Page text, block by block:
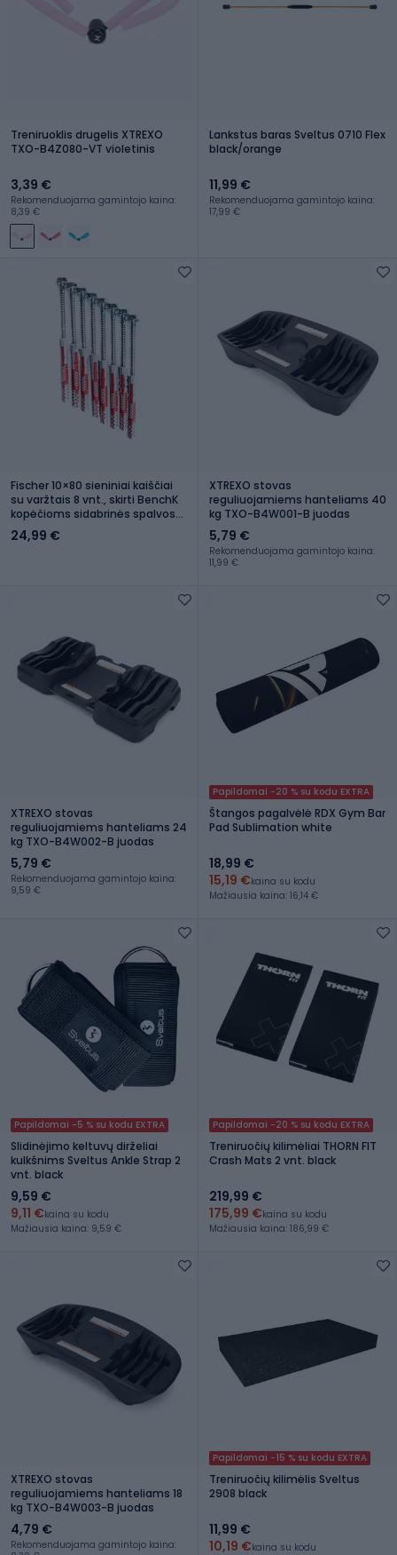
Treniruoklis drugelis XTREXO
TXO-B4Z080-VT violetinis
3,39 €
Rekomenduojama gamintojo kaina:
8,39 €
Lankstus baras Sveltus 0710 Flex
black/orange
11,99 €
Rekomenduojama gamintojo kaina:
17,99 €
Fischer 10×80 sieniniai kaiščiai
su varžtais 8 vnt., skirti BenchK
kopėčioms sidabrinės spalvos
BK-KM8
24,99 €
XTREXO stovas
reguliuojamiems hanteliams 40
kg TXO-B4W001-B juodas
5,79 €
Rekomenduojama gamintojo kaina:
11,99 €
XTREXO stovas
reguliuojamiems hanteliams 24
kg TXO-B4W002-B juodas
5,79 €
Rekomenduojama gamintojo kaina:
9,59 €
Papildomai -20 % su kodu EXTRA
Štangos pagalvėlė RDX Gym Bar
Pad Sublimation white
18,99 €
15,19 €kaina su kodu
Mažiausia kaina: 16,14 €
Papildomai -5 % su kodu EXTRA
Slidinėjimo keltuvų dirželiai
kulkšnims Sveltus Ankle Strap 2
vnt. black
9,59 €
9,11 €kaina su kodu
Mažiausia kaina: 9,59 €
Papildomai -20 % su kodu EXTRA
Treniruočių kilimėliai THORN FIT
Crash Mats 2 vnt. black
219,99 €
175,99 €kaina su kodu
Mažiausia kaina: 186,99 €
XTREXO stovas
reguliuojamiems hanteliams 18
kg TXO-B4W003-B juodas
4,79 €
Rekomenduojama gamintojo kaina:
Papildomai -15 % su kodu EXTRA
Treniruočių kilimėlis Sveltus
2908 black
11,99 €
10,19 €kaina su kodu